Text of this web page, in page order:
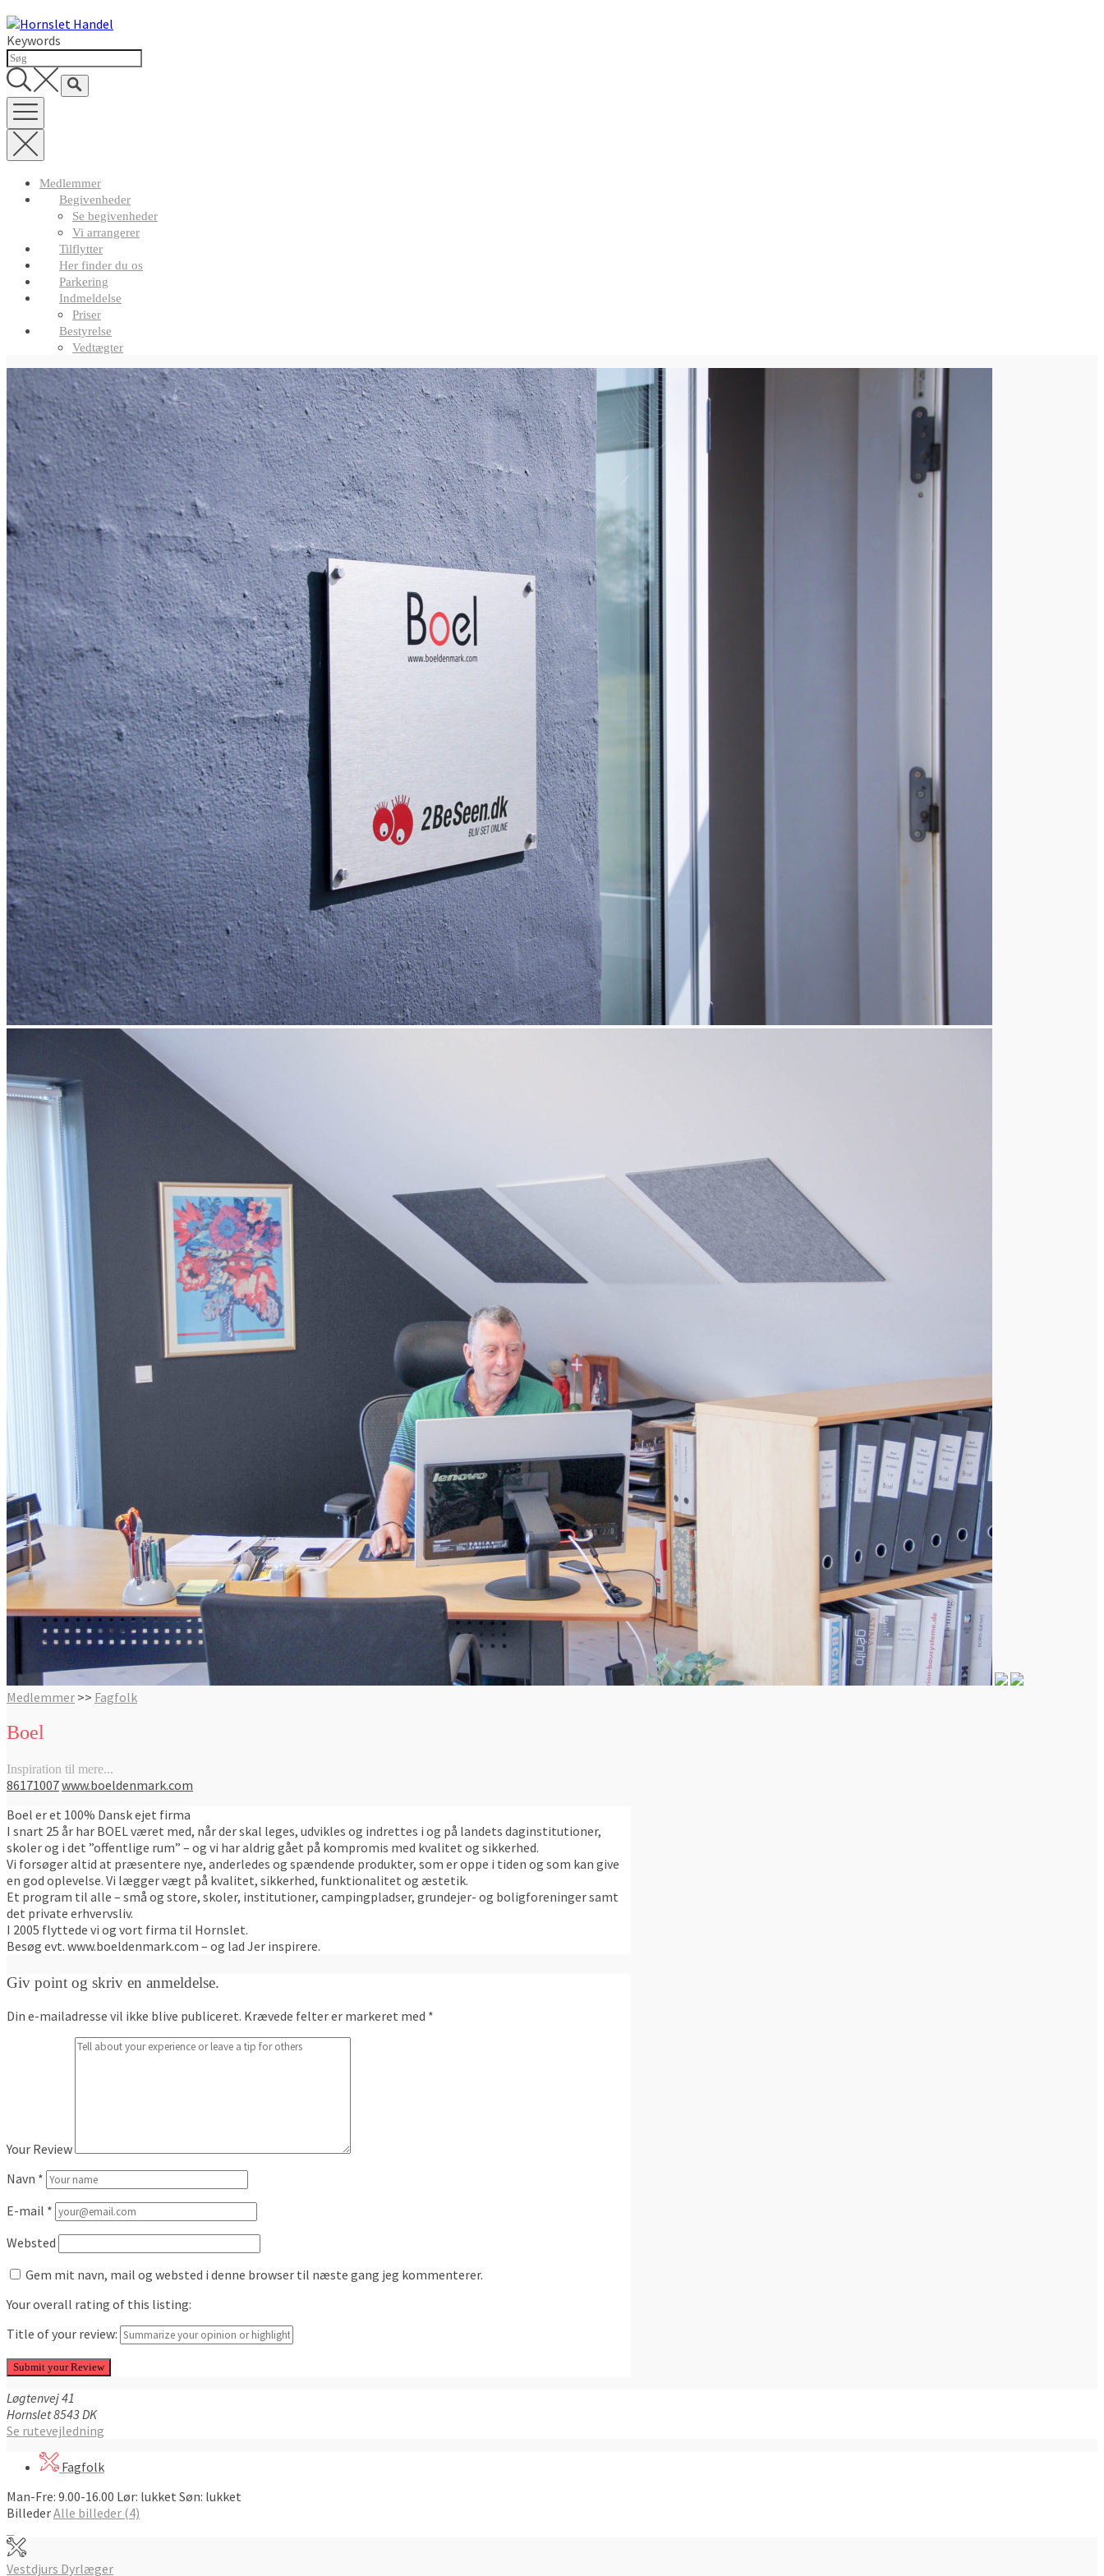
Skip
to
content
Keywords
Medlemmer
Begivenheder
Se begivenheder
Vi arrangerer
Tilflytter
Her finder du os
Parkering
Indmeldelse
Priser
Bestyrelse
Vedtægter
Medlemmer >> Fagfolk
Boel
Inspiration til mere...
86171007www.boeldenmark.com
Boel er et 100% Dansk ejet firma
I snart 25 år har BOEL været med, når der skal leges, udvikles og indrettes i og på landets daginstitutioner,
skoler og i det ”offentlige rum” – og vi har aldrig gået på kompromis med kvalitet og sikkerhed.
Vi forsøger altid at præsentere nye, anderledes og spændende produkter, som er oppe i tiden og som kan give
en god oplevelse. Vi lægger vægt på kvalitet, sikkerhed, funktionalitet og æstetik.
Et program til alle – små og store, skoler, institutioner, campingpladser, grundejer- og boligforeninger samt
det private erhvervsliv.
I 2005 flyttede vi og vort firma til Hornslet.
Besøg evt. www.boeldenmark.com – og lad Jer inspirere.
Giv point og skriv en anmeldelse.
Din e-mailadresse vil ikke blive publiceret. Krævede felter er markeret med *
Your Review
Navn *
E-mail *
Websted
Gem mit navn, mail og websted i denne browser til næste gang jeg kommenterer.
Your overall rating of this listing:
Title of your review:
Løgtenvej41
Hornslet8543DK
Se rutevejledning
Fagfolk
Man-Fre: 9.00-16.00 Lør: lukket Søn: lukket
BillederAlle billeder (4)
Indlægsnavigation
Vestdjurs Dyrlæger